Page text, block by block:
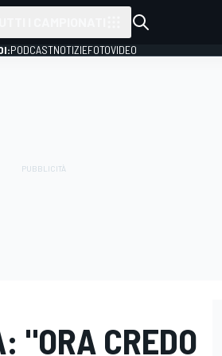
PODCASTNOTIZIEFOTOVIDEO
"ORA CREDO